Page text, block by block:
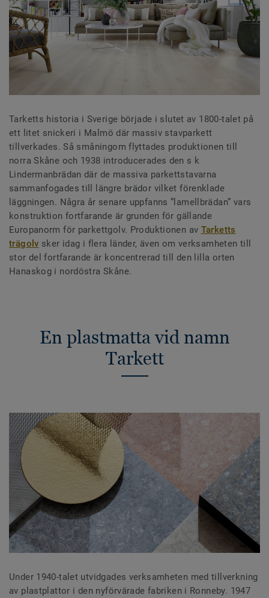
Tarketts historia i Sverige började i slutet av 1800-talet på
ett litet snickeri i Malmö där massiv stavparkett
tillverkades. Så småningom flyttades produktionen till
norra Skåne och 1938 introducerades den s k
Lindermanbrädan där de massiva parkettstavarna
sammanfogades till längre brädor vilket förenklade
läggningen. Några år senare uppfanns ”lamellbrädan” vars
konstruktion fortfarande är grunden för gällande
Europanorm för parkettgolv. Produktionen av Tarketts
trägolv sker idag i flera länder, även om verksamheten till
stor del fortfarande är koncentrerad till den lilla orten
Hanaskog i nordöstra Skåne.
En plastmatta vid namn
Tarkett
Under 1940-talet utvidgades verksamheten med tillverkning
av plastplattor i den nyförvärade fabriken i Ronneby. 1947